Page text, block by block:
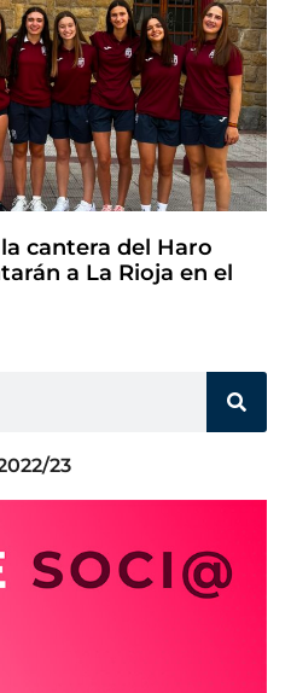
cantera del Haro
a La Rioja en el
23